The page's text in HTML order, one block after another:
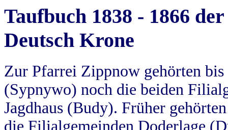
Taufbuch 1838 - 1866
Deutsch Krone
Zur Pfarrei Zippnow gehörten
(Sypnywo) noch die beiden
Jagdhaus (Budy). Früher
die Filialgemeinden Doderlage